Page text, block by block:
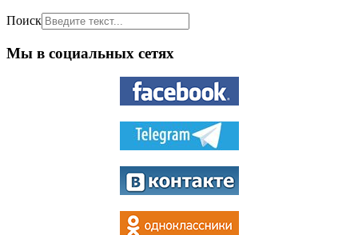
Поиск
Мы в социальных сетях